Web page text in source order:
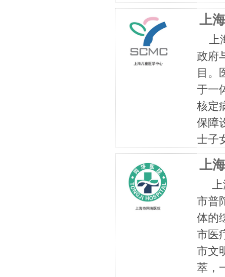
上
上
政府
目。
于一
核定
保障
士子
上
上
市普
体的
市医
市文
萃，